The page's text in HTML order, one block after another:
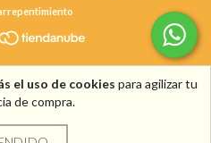
el uso de cookies para agilizar tu
de compra.